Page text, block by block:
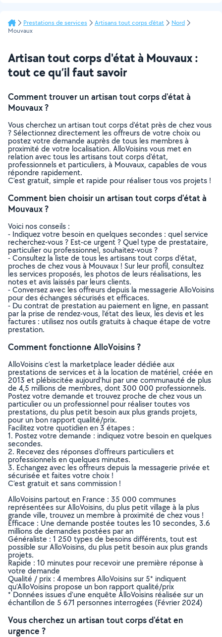
Prestations de services Artisans tout corps d'état
Nord
Mouvaux
Artisan tout corps d'état à Mouvaux :
tout ce qu’il faut savoir
Comment trouver un artisan tout corps d'état à
Mouvaux ?
Vous cherchez un artisan tout corps d'état près de chez vous
? Sélectionnez directement les offreurs de votre choix ou
postez votre demande auprès de tous les membres à
proximité de votre localisation. AlloVoisins vous met en
relation avec tous les artisans tout corps d'état,
professionnels et particuliers, à Mouvaux, capables de vous
répondre rapidement.
C’est gratuit, simple et rapide pour réaliser tous vos projets !
Comment bien choisir un artisan tout corps d'état à
Mouvaux ?
Voici nos conseils :
- Indiquez votre besoin en quelques secondes : quel service
recherchez-vous ? Est-ce urgent ? Quel type de prestataire,
particulier ou professionnel, souhaitez-vous ?
- Consultez la liste de tous les artisans tout corps d'état,
proches de chez vous à Mouvaux ! Sur leur profil, consultez
les services proposés, les photos de leurs réalisations, les
notes et avis laissés par leurs clients.
- Conversez avec les offreurs depuis la messagerie AlloVoisins
pour des échanges sécurisés et efficaces.
- Du contrat de prestation au paiement en ligne, en passant
par la prise de rendez-vous, l’état des lieux, les devis et les
factures : utilisez nos outils gratuits à chaque étape de votre
prestation.
Comment fonctionne AlloVoisins ?
AlloVoisins c’est la marketplace leader dédiée aux
prestations de services et à la location de matériel, créée en
2013 et plébiscitée aujourd’hui par une communauté de plus
de 4,5 millions de membres, dont 300 000 professionnels.
Postez votre demande et trouvez proche de chez vous un
particulier ou un professionnel pour réaliser toutes vos
prestations, du plus petit besoin aux plus grands projets,
pour un bon rapport qualité/prix.
Facilitez votre quotidien en 3 étapes :
1. Postez votre demande : indiquez votre besoin en quelques
secondes.
2. Recevez des réponses d’offreurs particuliers et
professionnels en quelques minutes.
3. Echangez avec les offreurs depuis la messagerie privée et
sécurisée et faites votre choix !
C’est gratuit et sans commission !
AlloVoisins partout en France : 35 000 communes
représentées sur AlloVoisins, du plus petit village à la plus
grande ville, trouvez un membre à proximité de chez vous !
Efficace : Une demande postée toutes les 10 secondes, 3.6
millions de demandes postées par an
Généraliste : 1 250 types de besoins différents, tout est
possible sur AlloVoisins, du plus petit besoin aux plus grands
projets.
Rapide : 10 minutes pour recevoir une première réponse à
votre demande
Qualité / prix : 4 membres AlloVoisins sur 5* indiquent
qu’AlloVoisins propose un bon rapport qualité/prix
* Données issues d’une enquête AlloVoisins réalisée sur un
échantillon de 5 671 personnes interrogées (Février 2024)
Vous cherchez un artisan tout corps d'état en
urgence ?